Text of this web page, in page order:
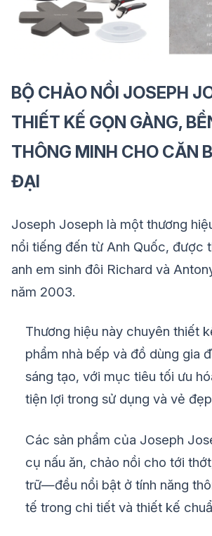
BỘ CHẢO NỒI JOSEPH
THIẾT KẾ GỌN GÀNG,
THÔNG MINH CHO CĂN
ĐẠI
Joseph Joseph là một thương
nổi tiếng đến từ Anh Quốc, được
anh em sinh đôi Richard và
năm 2003.
Thương hiệu này chuyên thiết
phẩm nhà bếp và đồ dùng gia
sáng tạo, với mục tiêu tối ưu
tiện lợi trong sử dụng và vẻ
Các sản phẩm của Joseph
cụ nấu ăn, chảo nồi cho tới
trữ—đều nổi bật ở tính năng
tế trong chi tiết và thiết kế